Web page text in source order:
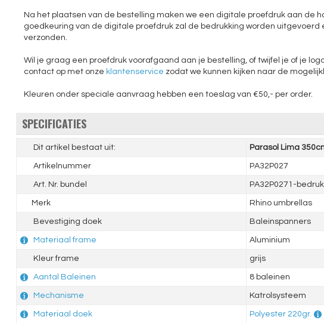
Na het plaatsen van de bestelling maken we een digitale proefdruk aan de
goedkeuring van de digitale proefdruk zal de bedrukking worden uitgevoerd
verzonden.
Wil je graag een proefdruk voorafgaand aan je bestelling, of twijfel je of je
contact op met onze klantenservice zodat we kunnen kijken naar de
Kleuren onder speciale aanvraag hebben een toeslag van €50,- per order.
SPECIFICATIES
Dit artikel bestaat uit: Parasol Lima
Artikelnummer PA32P027
Art. Nr. bundel PA32P0271-
Merk Rhino umbrellas
Bevestiging doek Baleinspanners
Materiaal frame Aluminium
Kleur frame grijs
Aantal Baleinen 8 baleinen
Mechanisme Katrolsysteem
Materiaal doek Polyester 220gr.